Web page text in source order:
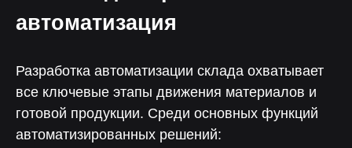
автоматизация
Разработка автоматизации склада охватывает
все ключевые этапы движения материалов и
готовой продукции. Среди основных функций
автоматизированных решений: